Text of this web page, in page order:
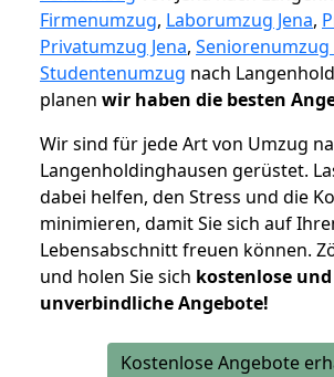
Firmenumzug, Laborumzug Jena,
Privatumzug Jena, Seniorenumzug
Studentenumzug nach
planen wir haben die besten
Wir sind für jede Art von Umzug
Langenholdinghausen gerüstet.
dabei helfen, den Stress und die
minimieren, damit Sie sich auf
Lebensabschnitt freuen können.
und holen Sie sich kostenlose und
unverbindliche Angebote!
Kostenlose Angebote